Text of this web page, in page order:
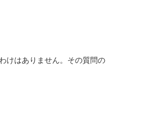
けはありません。その質問の